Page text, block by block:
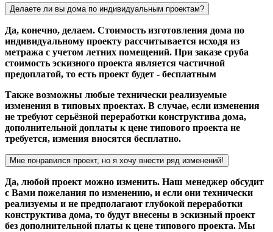
Делаете ли вы дома по индивидуальным проектам?
Да, конечно, делаем. Стоимость изготовления дома по
индивидуальному проекту рассчитывается исходя из
метража с учетом летних помещений. При заказе сруба
стоимость эскизного проекта является частичной
предоплатой, то есть проект будет - бесплатным
Также возможны любые технически реализуемые
изменения в типовых проектах. В случае, если изменения
не требуют серьёзной переработки конструктива дома,
дополнительной доплаты к цене типового проекта не
требуется, измения вносятся бесплатно.
Мне понравился проект, но я хочу внести ряд изменений!
Да, любой проект можно изменить. Наш менеджер обсудит
с Вами пожелания по изменению, и если они технически
реализуемы и не предполагают глубокой переработки
конструктива дома, то будут внесены в эскизный проект
без дополнительной платы к цене типового проекта. Мы